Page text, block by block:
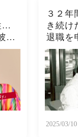
…
女
３２年
き続け
退職を
う展開
2025/03/10